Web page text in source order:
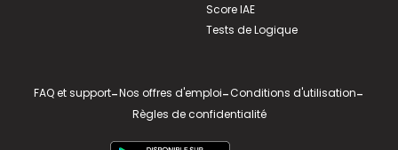
Score IAE
Tests de Logique
FAQ et support-Nos offres d'emploi-Conditions d'utilisation-
Règles de confidentialité